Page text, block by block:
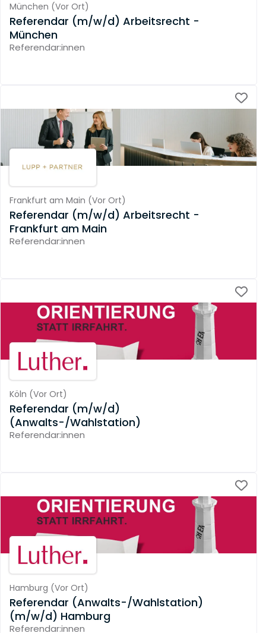
München (Vor Ort)
Referendar (m/w/d) Arbeitsrecht -
München
Referendar:innen
Frankfurt am Main (Vor Ort)
Referendar (m/w/d) Arbeitsrecht -
Frankfurt am Main
Referendar:innen
Köln (Vor Ort)
Referendar (m/w/d)
(Anwalts-/Wahlstation)
Referendar:innen
Hamburg (Vor Ort)
Referendar (Anwalts-/Wahlstation)
(m/w/d) Hamburg
Referendar:innen